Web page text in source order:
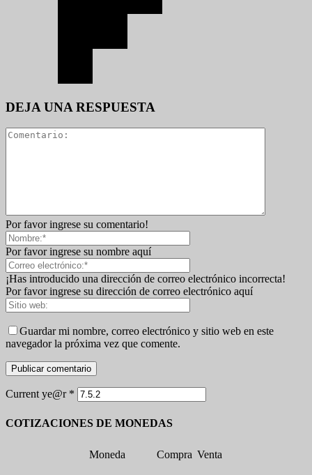
DEJA UNA RESPUESTA
Por favor ingrese su comentario!
Por favor ingrese su nombre aquí
¡Has introducido una dirección de correo electrónico incorrecta!
Por favor ingrese su dirección de correo electrónico aquí
Guardar mi nombre, correo electrónico y sitio web en este
navegador la próxima vez que comente.
Current ye@r *
COTIZACIONES DE MONEDAS
Moneda Compra Venta